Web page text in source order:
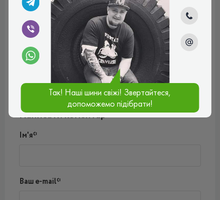
Илья
Шины нормальные, удачно сбалансированные,
повороты плавно проходят, хорошо держат дорогу. В
общем доволен выбором.
(5.0)
10.05.2024, 14:14
Написати коментар
Ім'я*
Ваш e-mail*
Так! Наші шини свіжі! Звертайтеся,
допоможемо підібрати!